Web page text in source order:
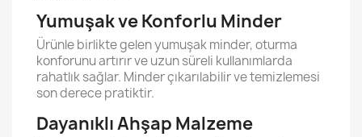
Yumuşak ve Konforlu Minder
Ürünle birlikte gelen yumuşak minder, oturma
konforunu artırır ve uzun süreli kullanımlarda
rahatlık sağlar. Minder çıkarılabilir ve temizlemesi
son derece pratiktir.
Dayanıklı Ahşap Malzeme